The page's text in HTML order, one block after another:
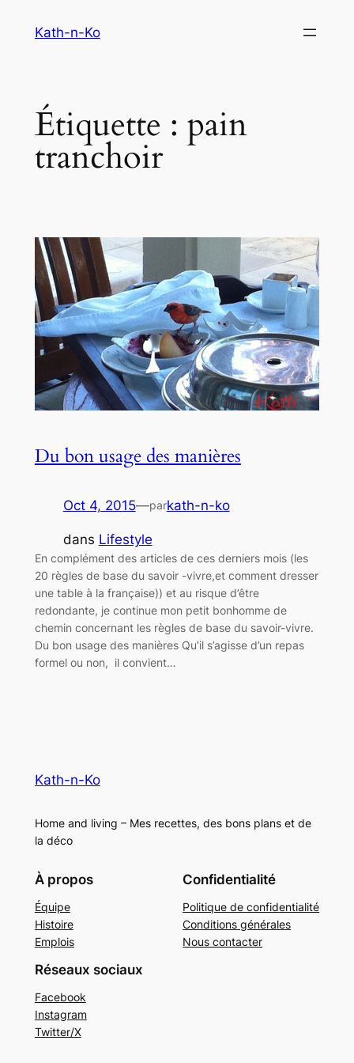
Kath-n-Ko
Étiquette : pain
tranchoir
Du bon usage des manières
Oct 4, 2015—parkath-n-ko
dans Lifestyle
En complément des articles de ces derniers mois (les
20 règles de base du savoir -vivre,et comment dresser
une table à la française)) et au risque d’être
redondante, je continue mon petit bonhomme de
chemin concernant les règles de base du savoir-vivre.
Du bon usage des manières Qu’il s’agisse d’un repas
formel ou non, il convient…
Kath-n-Ko
Home and living – Mes recettes, des bons plans et de
la déco
À propos
Équipe
Histoire
Emplois
Confidentialité
Politique de confidentialité
Conditions générales
Nous contacter
Réseaux sociaux
Facebook
Instagram
Twitter/X